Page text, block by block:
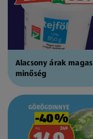
Alacsony árak magas
minőség